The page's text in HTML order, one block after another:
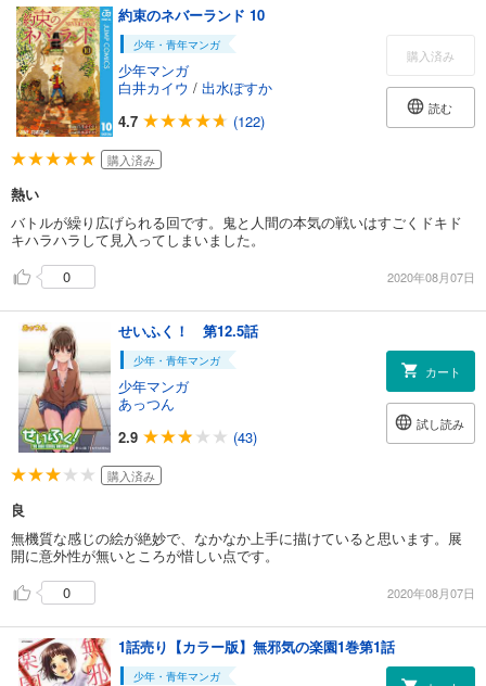
約束のネバーランド 10
少年・青年マンガ
少年マンガ
白井カイウ / 出水ぽすか
4.7
(122)
購入済み
読む
購入済み
熱い
バトルが繰り広げられる回です。鬼と人間の本気の戦いはすごくドキド
キハラハラして見入ってしまいました。
0
2020年08月07日
せいふく！ 第12.5話
少年・青年マンガ
少年マンガ
あっつん
2.9
(43)
カート
試し読み
購入済み
良
無機質な感じの絵が絶妙で、なかなか上手に描けていると思います。展
開に意外性が無いところが惜しい点です。
0
2020年08月07日
1話売り【カラー版】無邪気の楽園1巻第1話
少年・青年マンガ